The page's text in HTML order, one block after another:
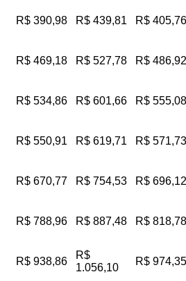
R$ 390,98 R$ 439,81 R$ 405,76
R$ 469,18 R$ 527,78 R$ 486,92
R$ 534,86 R$ 601,66 R$ 555,08
R$ 550,91 R$ 619,71 R$ 571,73
R$ 670,77 R$ 754,53 R$ 696,12
R$ 788,96 R$ 887,48 R$ 818,78
R$ 938,86
R$
1.056,10
R$ 974,35